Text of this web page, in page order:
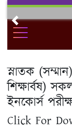
Skip
contentPrevious
স্নাতক
শিক্ষার্বষ)
ইনকোর্স
Click For